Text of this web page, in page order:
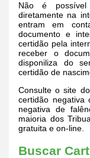
Não é
diretamente na
entram em
documento e
certidão pela
receber o
disponiliza do
certidão de
Consulte o site
certidão negativa
negativa de
maioria dos
gratuita e on-line.
Buscar